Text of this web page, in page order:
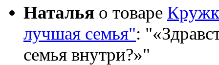
Наталья о товаре
лучшая семья":
семья внутри?»